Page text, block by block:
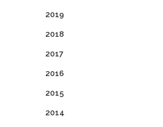
2019
2018
2017
2016
2015
2014